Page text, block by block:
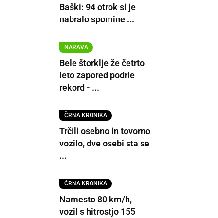
Baški: 94 otrok si je
nabralo spomine ...
NARAVA
Bele štorklje že četrto
leto zapored podrle
rekord - ...
ČRNA KRONIKA
Trčili osebno in tovorno
vozilo, dve osebi sta se
...
ČRNA KRONIKA
Namesto 80 km/h,
vozil s hitrostjo 155